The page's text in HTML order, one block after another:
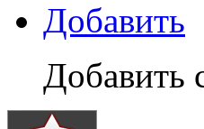
Добавить
Добавить